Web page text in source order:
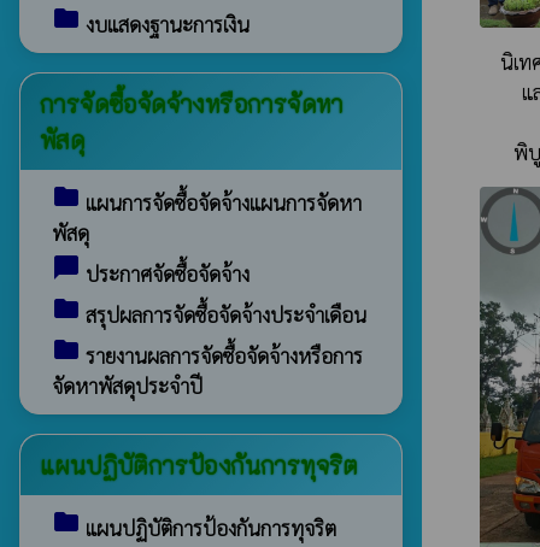
folder งบแสดงฐานะการเงิน
การจัดซื้อจัดจ้างหรือการจัดหา
พัสดุ
folder แผนการจัดซื้อจัดจ้างแผนการจัดหา
พัสดุ
chat_bubble ประกาศจัดซื้อจัดจ้าง
folder สรุปผลการจัดซื้อจัดจ้างประจำเดือน
folder รายงานผลการจัดซื้อจัดจ้างหรือการ
จัดหาพัสดุประจำปี
แผนปฏิบัติการป้องกันการทุจริต
folder แผนปฏิบัติการป้องกันการทุจริต
นิเท
แ
พิ